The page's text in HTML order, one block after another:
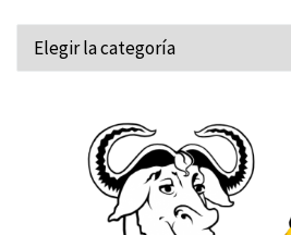
Categorías